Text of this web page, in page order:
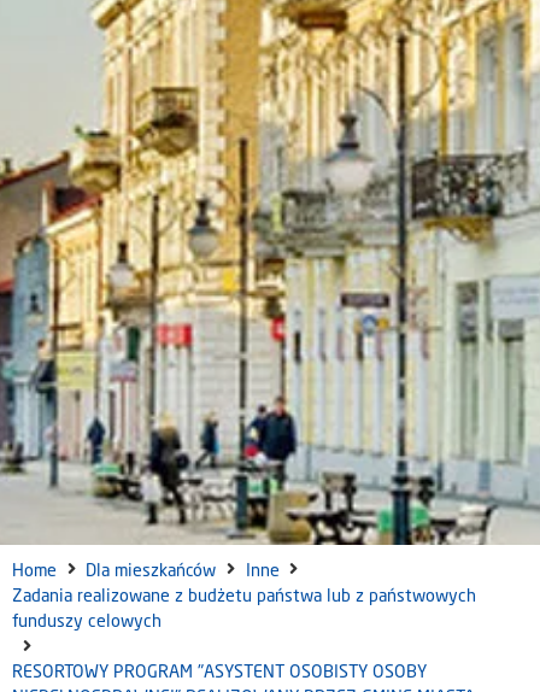
Home Dla mieszkańców
Inne
Zadania realizowane z budżetu państwa lub z państwowych
funduszy celowych
RESORTOWY PROGRAM "ASYSTENT OSOBISTY OSOBY